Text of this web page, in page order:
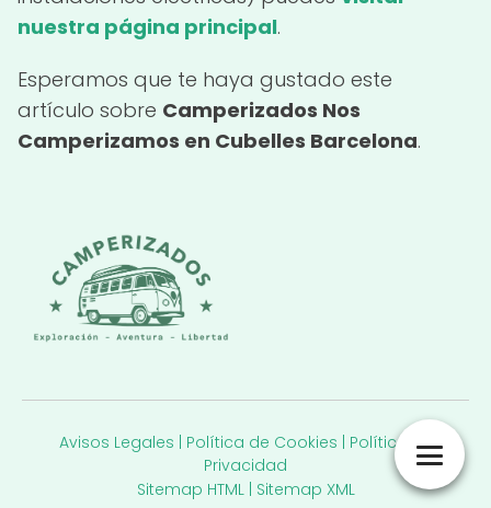
nuestra página principal.
Esperamos que te haya gustado este
artículo sobre Camperizados Nos
Camperizamos en Cubelles Barcelona.
Avisos Legales | Política de Cookies | Política de
Privacidad
Sitemap HTML| Sitemap XML